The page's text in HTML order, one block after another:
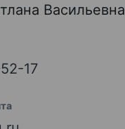
Васильевна
17